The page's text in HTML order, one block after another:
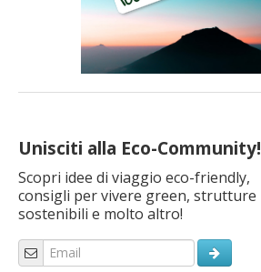
Unisciti alla Eco-Community!
Scopri idee di viaggio eco-friendly,
consigli per vivere green, strutture
sostenibili e molto altro!